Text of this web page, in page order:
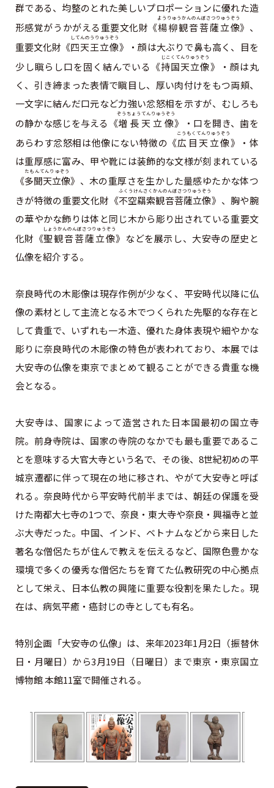
群である、均整のとれた美しいプロポーションに優れた造
形感覚がうかがえる重要文化財《楊柳観音菩薩立像
ようりゅうかんのんぼさつりゅうぞう
》、
重要文化財《四天王立像
してんのうりゅうぞう
》・顔は大ぶりで鼻も高く、目を
少し瞋らし口を固く結んでいる《持国天立像
じこくてんりゅうぞう
》・顔は丸
く、引き締まった表情で瞋目し、厚い肉付けをもつ両頬、
一文字に結んだ口元など力強い忿怒相を示すが、むしろも
の静かな感じを与える《増長天立像
ぞうちょうてんりゅうぞう
》・口を開き、歯を
あらわす忿怒相は他像にない特徴の《広目天立像
こうもくてんりゅうぞう
》・体
は重厚感に富み、甲や靴には装飾的な文様が刻まれている
《多聞天立像
たもんてんりゅぞう
》、木の重厚さを生かした量感ゆたかな体つ
きが特徴の重要文化財《不空羂索観音菩薩立像
ふくうけんさくかんのんぼさつりゅうぞう
》、胸や腕
の華やかな飾りは体と同じ木から彫り出されている重要文
化財《聖観音菩薩立像
しょうかんのんぼさつりゅうぞう
》などを展示し、大安寺の歴史と
仏像を紹介する。
奈良時代の木彫像は現存作例が少なく、平安時代以降に仏
像の素材として主流となる木でつくられた先駆的な存在と
して貴重で、いずれも一木造、優れた身体表現や細やかな
彫りに奈良時代の木彫像の特色が表われており、本展では
大安寺の仏像を東京でまとめて観ることができる貴重な機
会となる。
大安寺は、国家によって造営された日本国最初の国立寺
院。前身寺院は、国家の寺院のなかでも最も重要であるこ
とを意味する大官大寺という名で、その後、8世紀初めの平
城京遷都に伴って現在の地に移され、やがて大安寺と呼ば
れる。奈良時代から平安時代前半までは、朝廷の保護を受
けた南都大七寺の1つで、奈良・東大寺や奈良・興福寺と並
ぶ大寺だった。中国、インド、ベトナムなどから来日した
著名な僧侶たちが住んで教えを伝えるなど、国際色豊かな
環境で多くの優秀な僧侶たちを育てた仏教研究の中心拠点
として栄え、日本仏教の興隆に重要な役割を果たした。現
在は、病気平癒・癌封じの寺としても有名。
特別企画「大安寺の仏像」は、来年2023年1月2日（振替休
日・月曜日）から3月19日（日曜日）まで東京・東京国立
博物館 本館11室で開催される。